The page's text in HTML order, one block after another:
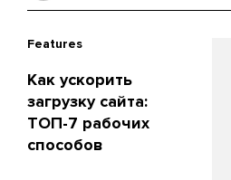
Features
Как ускорить
загрузку сайта:
ТОП-7 рабочих
способов